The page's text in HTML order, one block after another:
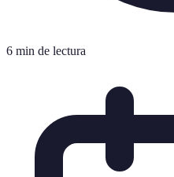
6 min de lectura